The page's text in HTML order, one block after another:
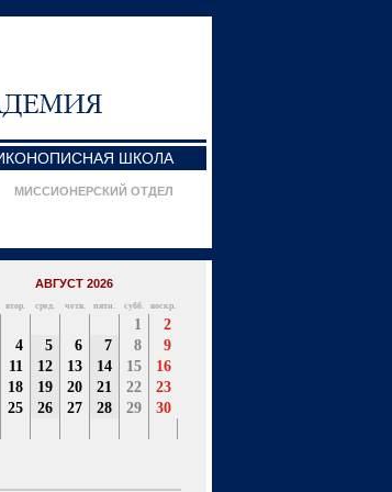
ШКОЛА
МИССИОНЕРСКИЙ ОТДЕЛ
АВГУСТ 2026
втор. сред. четв. пятн. субб. воскр.
1
2
4 5 6 7 8
9
11 12 13 14 15
16
18 19 20 21 22
23
25 26 27 28 29
30